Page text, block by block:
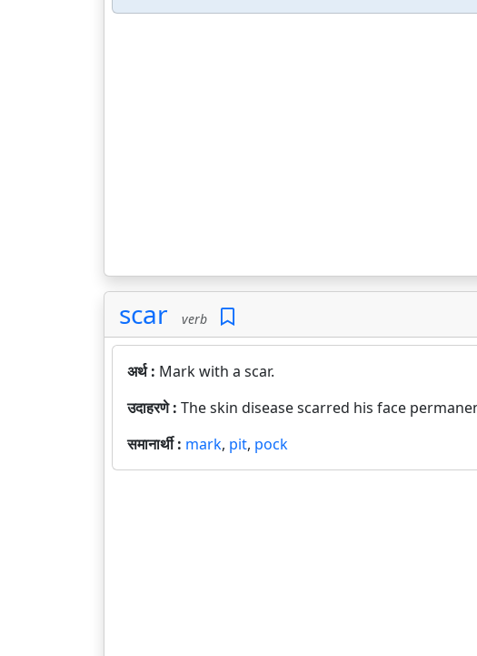
scar verb
अर्थ : Mark with a scar.
उदाहरणे : The skin disease scarred his face
समानार्थी : mark, pit, pock